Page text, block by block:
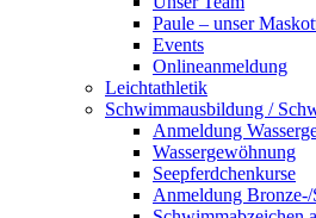
Paule – unser
Events
Onlineanmeldung
Leichtathletik
Schwimmausbildung /
Anmeldung
Wassergewöhnung
Seepferdchenkurse
Anmeldung